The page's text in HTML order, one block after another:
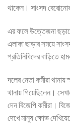
থাকেন। সাংসদ
এর ফলে উত্তেজনা ছড়ালে
এলাকা ছাড়ার সময়ে
প্রতিনিধিদের বাড়িতে
দলের নেতা কর্মীরা
থানায় গিয়েছিলেন।
দেন বিজেপি কর্মীরা।
দেখে মানুষ ক্ষোভ